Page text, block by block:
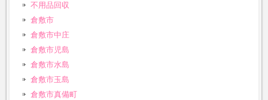
不用品回収
倉敷市
倉敷市中庄
倉敷市児島
倉敷市水島
倉敷市玉島
倉敷市真備町